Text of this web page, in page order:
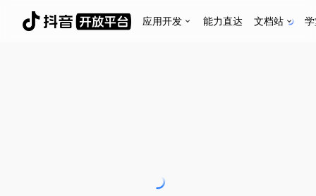
应用开发 能力直达 文档站